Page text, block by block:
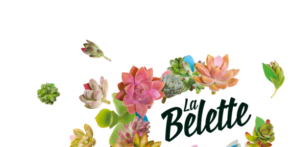
pour adultes et enfants. Et puis des bricolages et confections "fait main" qui attendent maintenant qu'on les fasse